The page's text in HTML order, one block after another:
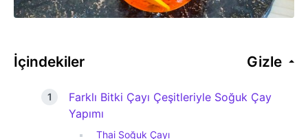
İçindekiler Gizle
Farklı Bitki Çayı Çeşitleriyle Soğuk Çay
Yapımı
Thai Soğuk Çayı